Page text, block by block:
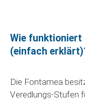
Wie funktioniert
(einfach
Die Fontamea
Veredlungs-Stufen